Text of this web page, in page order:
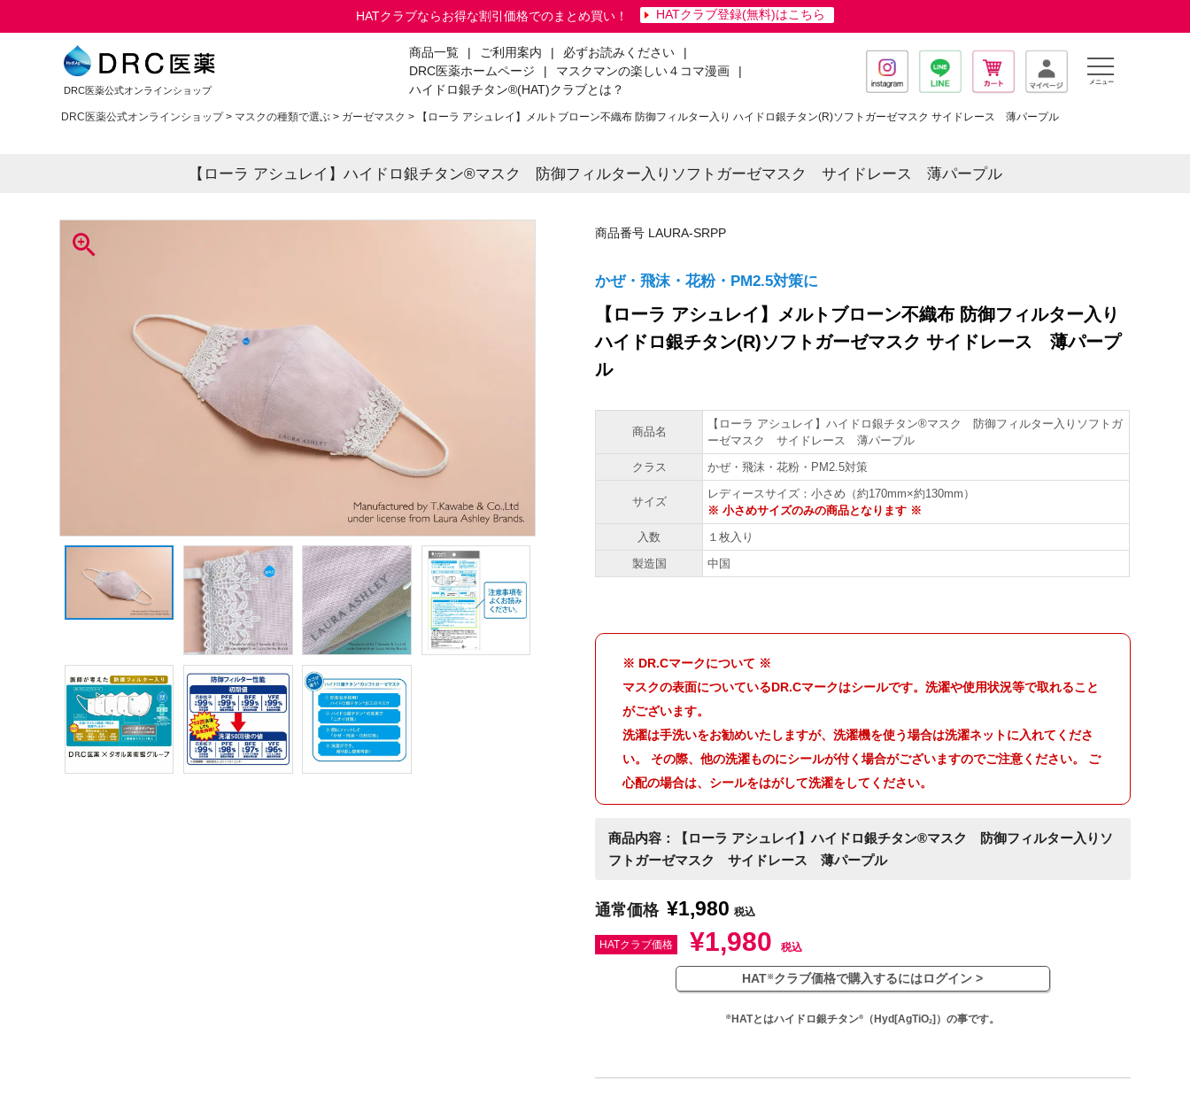
HATクラブならお得な割引価格でのまとめ買い！ HATクラブ登録(無料)はこちら
DRC医薬公式オンラインショップ
商品一覧 ご利用案内 必ずお読みください
DRC医薬ホームページ
マスクマンの楽しい４コマ漫画
ハイドロ銀チタン®(HAT)クラブとは？
メニュー
DRC医薬公式オンラインショップ マスクの種類で選ぶ ガーゼマスク 【ローラ アシュレイ】メルトブローン不織布 防御フィルター入り ハイドロ銀チタン(R)ソフトガーゼマスク サイドレース 薄パープル
【ローラ アシュレイ】ハイドロ銀チタン®マスク 防御フィルター入りソフトガーゼマスク サイドレース 薄パープル
商品番号 LAURA-SRPP
かぜ・飛沫・花粉・PM2.5対策に
【ローラ アシュレイ】メルトブローン不織布 防御フィルター入り
ハイドロ銀チタン(R)ソフトガーゼマスク サイドレース 薄パープ
ル
商品名
【ローラ アシュレイ】ハイドロ銀チタン®マスク 防御フィルター入りソフトガ
ーゼマスク サイドレース 薄パープル
クラス
かぜ・飛沫・花粉・PM2.5対策
サイズ
レディースサイズ：小さめ（約170mm×約130mm）
※ 小さめサイズのみの商品となります ※
入数
１枚入り
製造国
中国
※ DR.Cマークについて ※
マスクの表面についているDR.Cマークはシールです。洗濯や使用状況等で取れること
がございます。
洗濯は手洗いをお勧めいたしますが、洗濯機を使う場合は洗濯ネットに入れてくださ
い。 その際、他の洗濯ものにシールが付く場合がございますのでご注意ください。 ご
心配の場合は、シールをはがして洗濯をしてください。
商品内容：【ローラ アシュレイ】ハイドロ銀チタン®マスク 防御フィルター入りソ
フトガーゼマスク サイドレース 薄パープル
通常価格 ¥1,980 税込
HATクラブ価格 ¥1,980 税込
HAT※ クラブ価格で購入するにはログイン >
※HATとはハイドロ銀チタン® （Hyd[AgTiO2]）の事です。